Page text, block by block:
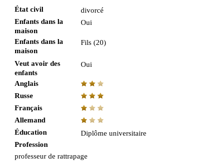
État civil
divorcé
Enfants dans la
maison
Oui
Enfants dans la
maison
Fils (20)
Veut avoir des
enfants
Oui
Anglais
Russe
Français
Allemand
Éducation
Diplôme universitaire
Profession
professeur de rattrapage